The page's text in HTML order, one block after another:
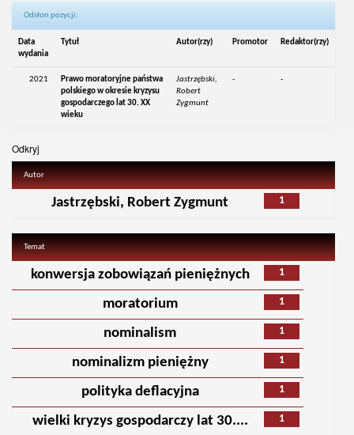
Odsłon pozycji:
Data
wydania
Tytuł Autor(rzy) Promotor Redaktor(rzy)
2021
Prawo moratoryjne państwa
polskiego w okresie kryzysu
gospodarczego lat 30. XX
wieku
Jastrzębski,
Robert
Zygmunt
- -
Odkryj
Autor
1
Jastrzębski, Robert Zygmunt
Temat
1
konwersja zobowiązań pieniężnych
1
moratorium
1
nominalism
1
nominalizm pieniężny
1
polityka deflacyjna
1
wielki kryzys gospodarczy lat 30....